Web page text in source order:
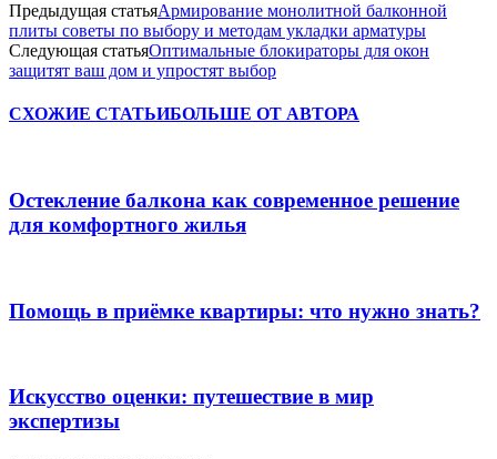
Предыдущая статьяАрмирование монолитной балконной
плиты советы по выбору и методам укладки арматуры
Следующая статьяОптимальные блокираторы для окон
защитят ваш дом и упростят выбор
СХОЖИЕ СТАТЬИБОЛЬШЕ ОТ АВТОРА
Остекление балкона как современное решение
для комфортного жилья
Помощь в приёмке квартиры: что нужно знать?
Искусство оценки: путешествие в мир
экспертизы